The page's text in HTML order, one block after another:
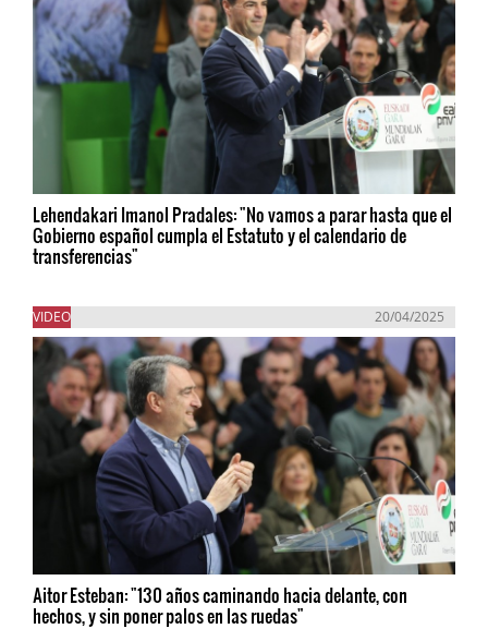
Lehendakari Imanol Pradales: "No vamos a parar hasta que el
Gobierno español cumpla el Estatuto y el calendario de
transferencias"
VIDEO 20/04/2025
Aitor Esteban: "130 años caminando hacia delante, con
hechos, y sin poner palos en las ruedas"